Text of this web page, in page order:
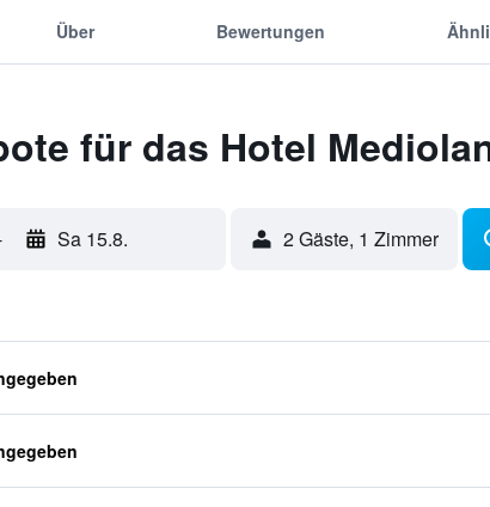
Über Bewertungen
für das Hotel
Sa 15.8. 2 Gäste, 1 Zimmer